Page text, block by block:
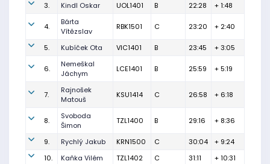
3. Kindl Oskar UOL1401 B 22:28 + 1:48
4.
Bárta
Vítězslav
RBK1501 C 23:20 + 2:40
5. Kubíček Ota VIC1401 B 23:45 + 3:05
6.
Nemeškal
Jáchym
LCE1401 B 25:59 + 5:19
7.
Rajnošek
Matouš
KSU1414 C 26:58 + 6:18
8.
Svoboda
Šimon
TZL1400 B 29:16 + 8:36
9. Rychlý Jakub KRN1500 C 30:04
+ 9:24
10.
Kaňka Vilém TZL1402 C 31:11
+ 10:31